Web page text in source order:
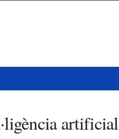
artificial